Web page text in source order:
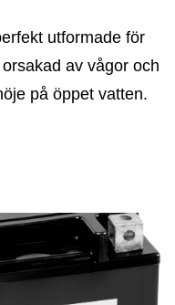
utformade för
av vågor och
på öppet vatten.